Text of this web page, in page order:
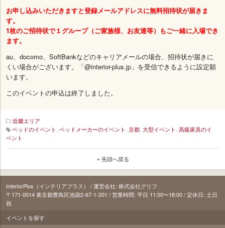
お申し込みいただきますと登録メールアドレスに無料招待状が届きま
す。
1枚のご招待状で１グループ（ご家族様、お友達等）もご一緒に入場でき
ます。
au、docomo、SoftBankなどのキャリアメールの場合、招待状が届きに
くい場合がございます。「@interior-plus.jp」を受信できるように設定願
います。
このイベントの申込は終了しました。
近畿エリア
ベッドのイベント , ベッドメーカーのイベント , 京都, 大型イベント , 高級家具のイ
ベント
先頭へ戻る
InteriorPlus（インテリアプラス） / 運営会社: 株式会社グリフ
〒171‐0014 東京都豊島区池袋2-67-1-201 / 営業時間: 平日 11:00〜18:00 / 定休日: 土日
祝
イベントを探す